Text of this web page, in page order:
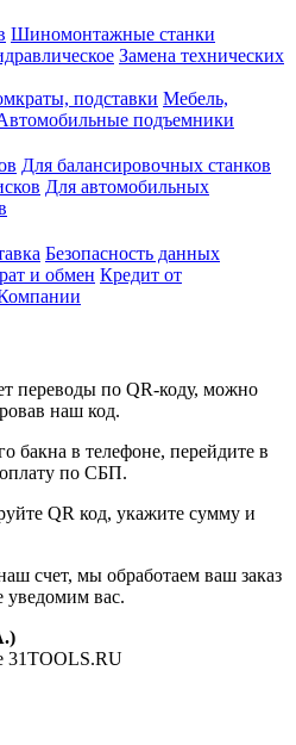
Шиномонтажные станки
Замена технических
подставки Мебель,
подъемники
Для балансировочных станков
Для автомобильных
Безопасность данных
и обмен Кредит от
переводы по QR-коду, можно
наш код.
бакна в телефоне, перейдите в
по СБП.
QR код, укажите сумму и
счет, мы обработаем ваш заказ
уведомим вас.